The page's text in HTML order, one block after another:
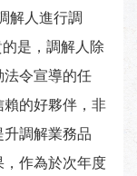
解人進行調
是，調解人除
令宣導的任
的好夥伴，非
調解業務品
作為於次年度